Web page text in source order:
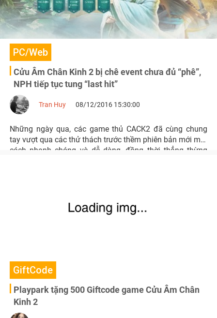
PC/Web
Cửu Âm Chân Kinh 2 bị chê event chưa đủ “phê”,
NPH tiếp tục tung “last hit”
Tran Huy 08/12/2016 15:30:00
Những ngày qua, các game thủ CACK2 đã cùng chung
tay vượt qua các thử thách trước thềm phiên bản mới một
cách nhanh chóng và dễ dàng, đồng thời thẳng thừng
GiftCode
Playpark tặng 500 Giftcode game Cửu Âm Chân
Kinh 2